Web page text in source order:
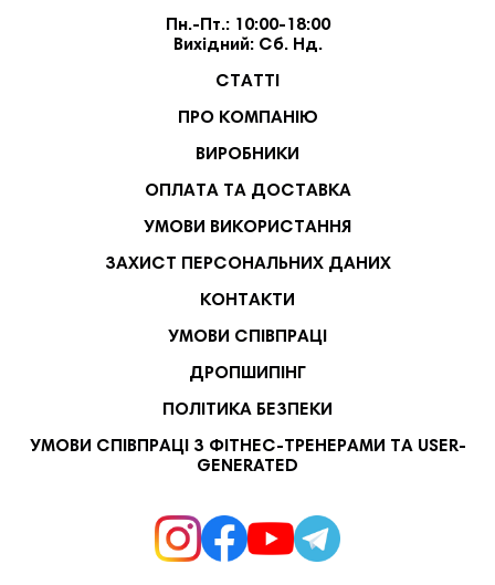
Пн.-Пт.: 10:00-18:00
Вихідний: Сб. Нд.
СТАТТІ
ПРО КОМПАНІЮ
ВИРОБНИКИ
ОПЛАТА ТА ДОСТАВКА
УМОВИ ВИКОРИСТАННЯ
ЗАХИСТ ПЕРСОНАЛЬНИХ ДАНИХ
КОНТАКТИ
УМОВИ СПІВПРАЦІ
ДРОПШИПІНГ
ПОЛІТИКА БЕЗПЕКИ
УМОВИ СПІВПРАЦІ З ФІТНЕС-ТРЕНЕРАМИ ТА USER-
GENERATED